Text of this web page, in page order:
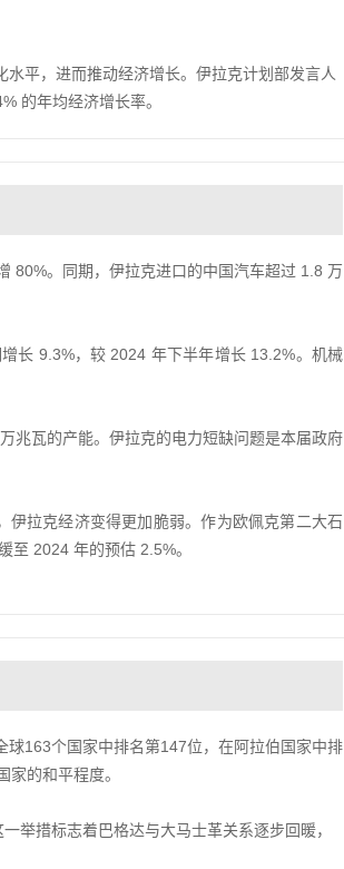
平，进而推动经济增长。伊拉克计划部发言人
的年均经济增长率。
80%。同期，伊拉克进口的中国汽车超过 1.8 万
长 9.3%，较 2024 年下半年增长 13.2%。机械
兆瓦的产能。伊拉克的电力短缺问题是本届政府
拉克经济变得更加脆弱。作为欧佩克第二大石
至 2024 年的预估 2.5%。
163个国家中排名第147位，在阿拉伯国家中排
的和平程度。
举措标志着巴格达与大马士革关系逐步回暖，